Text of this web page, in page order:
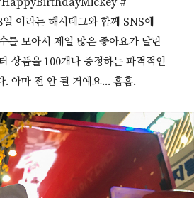
이라는 해시태그와 함께 SNS에
를 모아서 제일 많은 좋아요가 달린
상품을 100개나 증정하는 파격적인
. 아마 전 안 될 거예요... 흠흠.